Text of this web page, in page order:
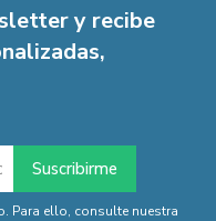
y recibe
Para ello, consulte nuestra